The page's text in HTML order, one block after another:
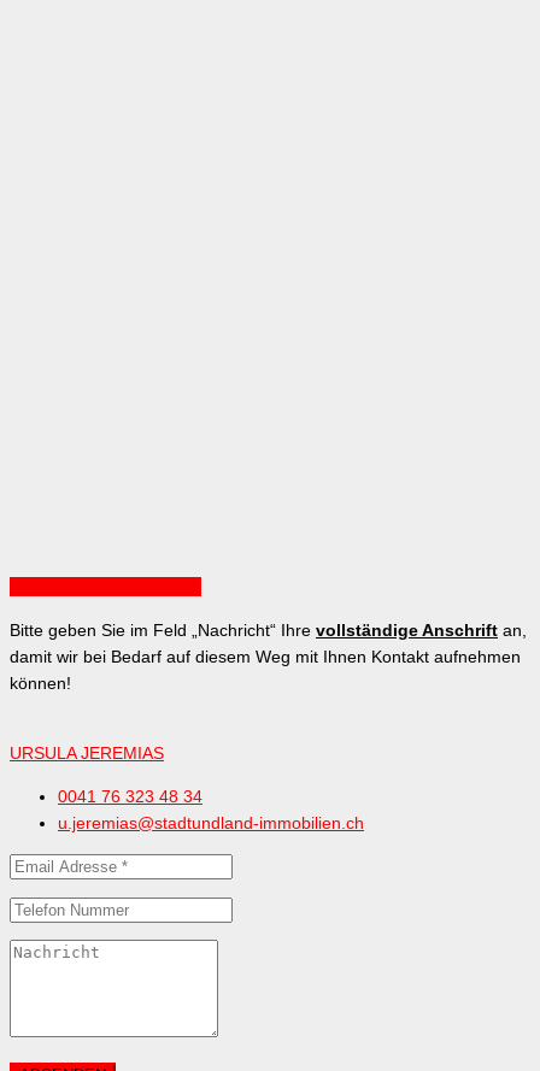
Bitte geben Sie im Feld „Nachricht“ Ihre vollständige Anschrift an,
damit wir bei Bedarf auf diesem Weg mit Ihnen Kontakt aufnehmen
können!
URSULA JEREMIAS
0041 76 323 48 34
u.jeremias@stadtundland-immobilien.ch